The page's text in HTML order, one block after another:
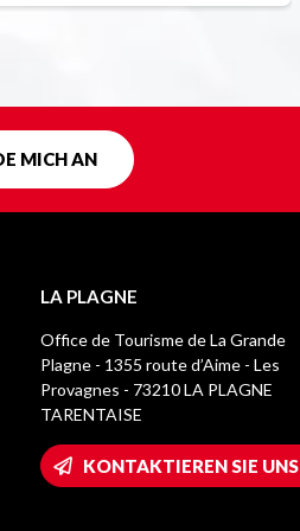
MICH AN
LA PLAGNE
Office de Tourisme de La Grande
Plagne - 1355 route d’Aime - Les
Provagnes - 73210 LA PLAGNE
TARENTAISE
KONTAKTIEREN SIE UNS